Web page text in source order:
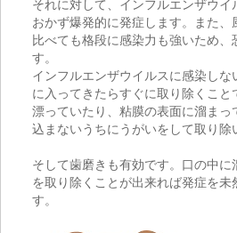
それに対して、インフルエンザウイ
おかず爆発的に発症します。また、
比べても格段に感染力も強いため
す。
インフルエンザウイルスに感染しな
に入ってきたらすぐに取り除くこと
漂っていたり、粘膜の表面に溜まっ
込まないうちにうがいをして取り除
そして歯磨きも有効です。口の中に
を取り除くことが出来れば発症を未
す。